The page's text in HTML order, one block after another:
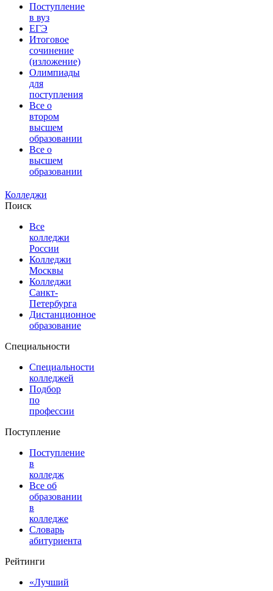
Поступление
в вуз
ЕГЭ
Итоговое
сочинение
(изложение)
Олимпиады
для
поступления
Все о
втором
высшем
образовании
Все о
высшем
образовании
Колледжи
Поиск
Все
колледжи
России
Колледжи
Москвы
Колледжи
Санкт-
Петербурга
Дистанционное
образование
Специальности
Специальности
колледжей
Подбор
по
профессии
Поступление
Поступление
в
колледж
Все об
образовании
в
колледже
Словарь
абитуриента
Рейтинги
«Лучший